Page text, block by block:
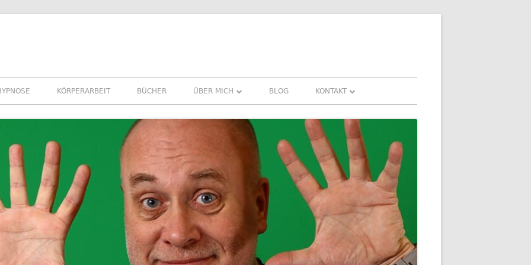
KÖRPERARBEIT BÜCHER ÜBER MICH
REFERENZEN ERFAHRUNGEN UND
NEWSLETTER
BLOG KONTAKT
DOWNLOADS
FAQ
DATENSCHUTZ
IMPRESSUM